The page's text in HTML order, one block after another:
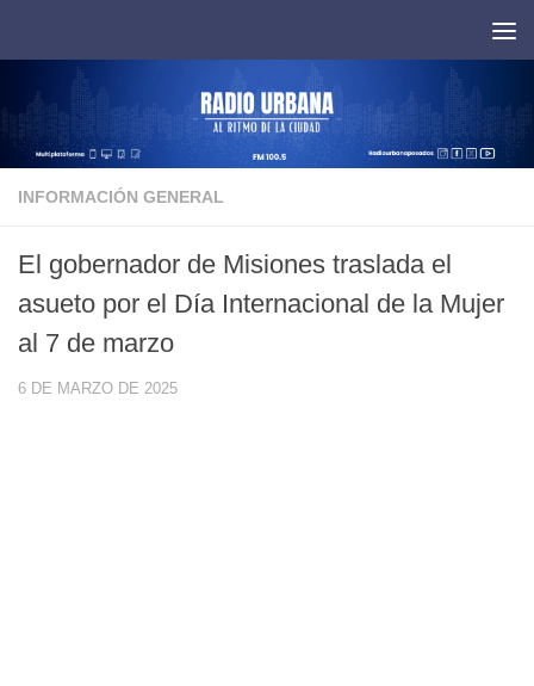
INFORMACIÓN GENERAL
El gobernador de Misiones traslada el
asueto por el Día Internacional de la Mujer
al 7 de marzo
6 DE MARZO DE 2025